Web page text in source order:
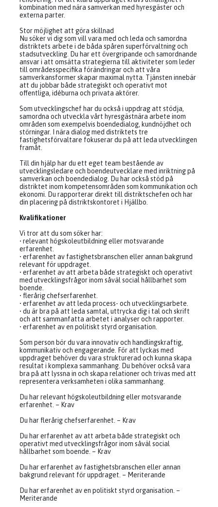
kombination med nära samverkan med hyresgäster och
externa parter.
Stor möjlighet att göra skillnad
Nu söker vi dig som vill vara med och leda och samordna
distriktets arbete i de båda spåren superförvaltning och
stadsutveckling. Du har ett övergripande och samordnande
ansvar i att omsätta strategierna till aktiviteter som leder
till områdesspecifika förändringar och att våra
samverkansformer skapar maximal nytta. Tjänsten innebär
att du jobbar både strategiskt och operativt mot
offentliga, idéburna och privata aktörer.
Som utvecklingschef har du också i uppdrag att stödja,
samordna och utveckla vårt hyresgästnära arbete inom
områden som exempelvis boendedialog, kundnöjdhet och
störningar. I nära dialog med distriktets tre
fastighetsförvaltare fokuserar du på att leda utvecklingen
framåt.
Till din hjälp har du ett eget team bestående av
utvecklingsledare och boendeutvecklare med inriktning på
samverkan och boendedialog. Du har också stöd på
distriktet inom kompetensområden som kommunikation och
ekonomi. Du rapporterar direkt till distriktschefen och har
din placering på distriktskontoret i Hjällbo.
Kvalifikationer
Vi tror att du som söker har:
• relevant högskoleutbildning eller motsvarande
erfarenhet.
• erfarenhet av fastighetsbranschen eller annan bakgrund
relevant för uppdraget.
• erfarenhet av att arbeta både strategiskt och operativt
med utvecklingsfrågor inom såväl social hållbarhet som
boende.
• flerårig chefserfarenhet.
• erfarenhet av att leda process- och utvecklingsarbete.
• du är bra på att leda samtal, uttrycka dig i tal och skrift
och att sammanfatta arbetet i analyser och rapporter.
• erfarenhet av en politiskt styrd organisation.
Som person bör du vara innovativ och handlingskraftig,
kommunikativ och engagerande. För att lyckas med
uppdraget behöver du vara strukturerad och kunna skapa
resultat i komplexa sammanhang. Du behöver också vara
bra på att lyssna in och skapa relationer och trivas med att
representera verksamheten i olika sammanhang.
Du har relevant högskoleutbildning eller motsvarande
erfarenhet. – Krav
Du har flerårig chefserfarenhet. – Krav
Du har erfarenhet av att arbeta både strategiskt och
operativt med utvecklingsfrågor inom såväl social
hållbarhet som boende. – Krav
Du har erfarenhet av fastighetsbranschen eller annan
bakgrund relevant för uppdraget. – Meriterande
Du har erfarenhet av en politiskt styrd organisation. –
Meriterande